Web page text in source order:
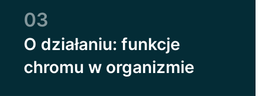
03
O działaniu: funkcje
chromu w organizmie